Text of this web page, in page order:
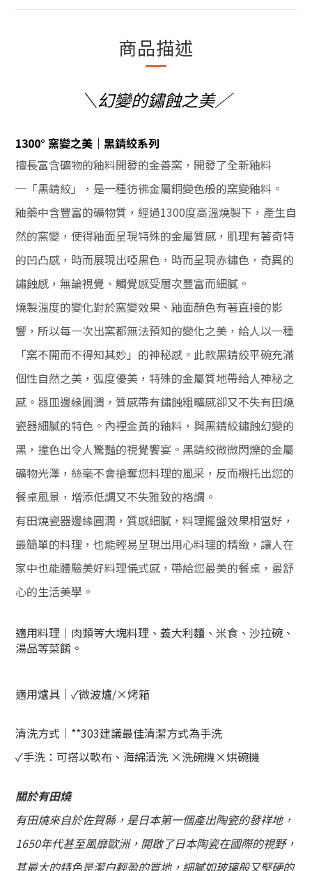
商品描述
＼幻變的鏽蝕之美／
1300° 窯變之美｜黑錆絞系列
擅長富含礦物的釉料開發的金善窯，開發了全新釉料
─「黑錆絞」， 是一種彷彿金屬銅變色般的窯變釉料。
釉藥中含豐富的礦物質，經過1300度高溫燒製下，產生自
然的窯變，使得釉面呈現特殊的金屬質感，肌理有著奇特
的凹凸感 ，時而展現出啞黑色，時而呈現赤鏽色，奇異的
鏽蝕感，無論視覺、觸覺感受層次豐富而細膩。
燒製溫度的變化對於窯變效果、釉面顏色有著直接的影
響，所以每一次出窯都無法預知的變化之美，給人以一種
「窯不開而不得知其妙」的神秘感。 此款黑錆絞平碗充滿
個性自然之美，弧度優美，特殊的金屬質地帶給人神秘之
感。 器皿邊緣圓潤 ， 質感帶有鏽蝕粗曠感卻又不失有田燒
瓷器細膩的特色。 內裡金黃的釉料，與黑錆絞鏽蝕幻變的
黑，撞色出令人驚豔的視覺饗宴。 黑錆絞微微閃爍的金屬
礦物光澤， 絲毫不會搶奪您料理的風采，反而襯托出您的
餐桌風景，增添低調又不失雅致的格調。
有田燒瓷器邊緣圓潤，質感細膩，料理擺盤效果相當好，
最簡單的料理，也能輕易呈現出用心料理的精緻，讓人在
家中也能體驗美好料理儀式感，帶給您最美的餐桌，最舒
心的生活美學。
適用料理｜肉類等大塊料理、義大利麵、米食、沙拉碗、
湯品等菜餚 。
適用爐具｜ ✓微波爐/×烤箱
清洗方式｜ **303建議最佳清潔方式為手洗
✓手洗： 可搭以軟布、海綿清洗 ×洗碗機×烘碗機
關於有田燒
有田燒來自於佐賀縣，是日本第一個產出陶瓷的發祥地，
1650年代甚至風靡歐洲，開啟了日本陶瓷在國際的視野，
其最大的特色是潔白輕盈的質地，細膩如玻璃般又堅硬的